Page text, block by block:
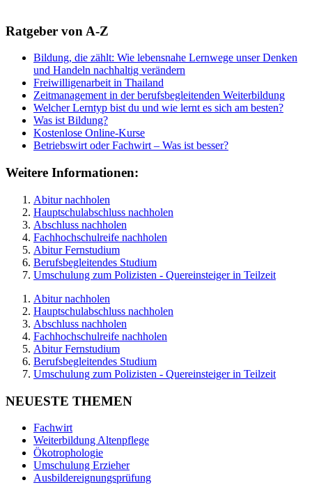
Ratgeber von A-Z
Bildung, die zählt: Wie lebensnahe Lernwege unser Denken
und Handeln nachhaltig verändern
Freiwilligenarbeit in Thailand
Zeitmanagement in der berufsbegleitenden Weiterbildung
Welcher Lerntyp bist du und wie lernt es sich am besten?
Was ist Bildung?
Kostenlose Online-Kurse
Betriebswirt oder Fachwirt – Was ist besser?
Weitere Informationen:
Abitur nachholen
Hauptschulabschluss nachholen
Abschluss nachholen
Fachhochschulreife nachholen
Abitur Fernstudium
Berufsbegleitendes Studium
Umschulung zum Polizisten - Quereinsteiger in Teilzeit
Abitur nachholen
Hauptschulabschluss nachholen
Abschluss nachholen
Fachhochschulreife nachholen
Abitur Fernstudium
Berufsbegleitendes Studium
Umschulung zum Polizisten - Quereinsteiger in Teilzeit
NEUESTE THEMEN
Fachwirt
Weiterbildung Altenpflege
Ökotrophologie
Umschulung Erzieher
Ausbildereignungsprüfung